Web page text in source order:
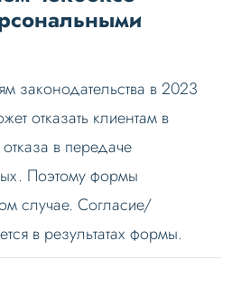
законодательства в 2023
отказать клиентам в
в передаче
Поэтому формы
случае. Согласие/
в результатах формы.